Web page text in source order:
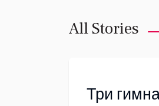
All Stories
Три